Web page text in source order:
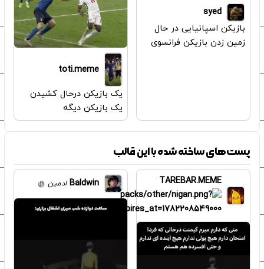
syed
بازیکن اسپانیایی در حال
زمین زدن بازیکن فرانسوی
toti.meme
یک بازیکن درحال کشیدن
یک بازیکن دیگه
پست‌های ساخته شده با این قالب
TAREBAR.MEME
Baldwin ادمین